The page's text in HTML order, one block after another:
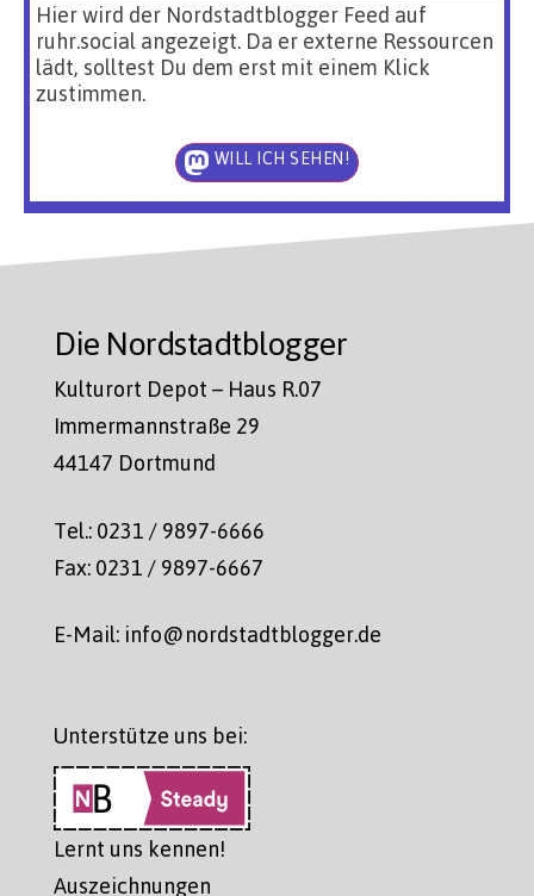
Hier wird der Nordstadtblogger Feed auf
ruhr.social angezeigt. Da er externe Ressourcen
lädt, solltest Du dem erst mit einem Klick
zustimmen.
WILL ICH SEHEN!
Die Nordstadtblogger
Kulturort Depot – Haus R.07
Immermannstraße 29
44147 Dortmund
Tel.: 0231 / 9897-6666
Fax: 0231 / 9897-6667
E-Mail: info@nordstadtblogger.de
Unterstütze uns bei:
Lernt uns kennen!
Auszeichnungen